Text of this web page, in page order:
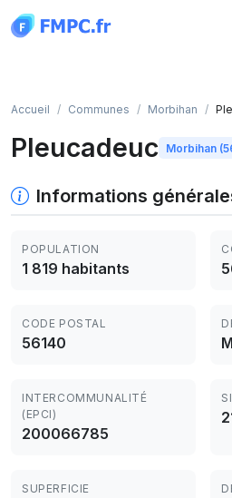
Accueil Communes Morbihan
Pleucadeuc Morbihan
Informations
POPULATION
1 819 habitants
CODE POSTAL
56140
INTERCOMMUNALITÉ
(EPCI)
200066785
SUPERFICIE
Panneau de gestion des cookies